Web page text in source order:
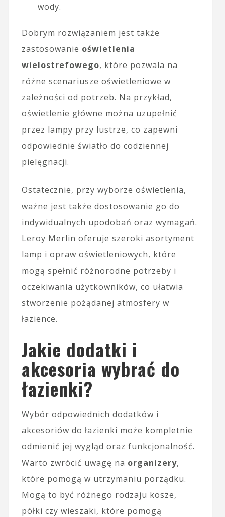
wody.
Dobrym rozwiązaniem jest także
zastosowanie oświetlenia
wielostrefowego, które pozwala na
różne scenariusze oświetleniowe w
zależności od potrzeb. Na przykład,
oświetlenie główne można uzupełnić
przez lampy przy lustrze, co zapewni
odpowiednie światło do codziennej
pielęgnacji.
Ostatecznie, przy wyborze oświetlenia,
ważne jest także dostosowanie go do
indywidualnych upodobań oraz wymagań.
Leroy Merlin oferuje szeroki asortyment
lamp i opraw oświetleniowych, które
mogą spełnić różnorodne potrzeby i
oczekiwania użytkowników, co ułatwia
stworzenie pożądanej atmosfery w
łazience.
Jakie dodatki i
akcesoria wybrać do
łazienki?
Wybór odpowiednich dodatków i
akcesoriów do łazienki może kompletnie
odmienić jej wygląd oraz funkcjonalność.
Warto zwrócić uwagę na organizery,
które pomogą w utrzymaniu porządku.
Mogą to być różnego rodzaju kosze,
półki czy wieszaki, które pomogą